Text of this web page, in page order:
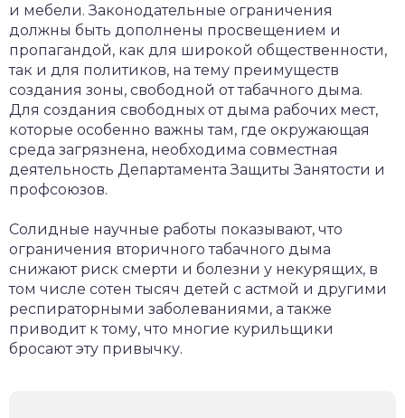
и мебели. Законодательные ограничения
должны быть дополнены просвещением и
пропагандой, как для широкой общественности,
так и для политиков, на тему преимуществ
создания зоны, свободной от табачного дыма.
Для создания свободных от дыма рабочих мест,
которые особенно важны там, где окружающая
среда загрязнена, необходима совместная
деятельность Департамента Защиты Занятости и
профсоюзов.
Солидные научные работы показывают, что
ограничения вторичного табачного дыма
снижают риск смерти и болезни у некурящих, в
том числе сотен тысяч детей с астмой и другими
респираторными заболеваниями, а также
приводит к тому, что многие курильщики
бросают эту привычку.